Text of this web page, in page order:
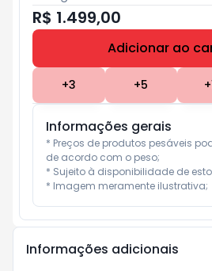
R$ 1.499,00
Adicionar ao
+3 +5 +
Informações gerais
* Preços de produtos pesáveis
de acordo com o peso;
* Sujeito à disponibilidade de
* Imagem meramente ilustrativa;
Informações adicionais